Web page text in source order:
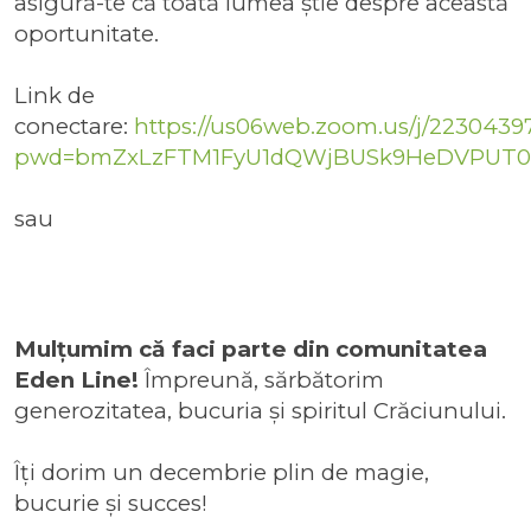
oportunitate.
Link de
conectare: https://us06web.zoom.us/j/
sau
Mulțumim că faci parte din comunitatea
Eden Line!Împreună, sărbătorim
generozitatea, bucuria și spiritul Crăciunului.
Îți dorim un decembrie plin de magie,
bucurie și succes!